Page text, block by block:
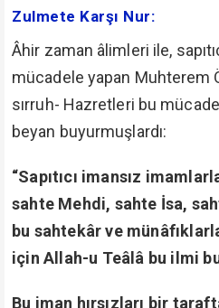
Zulmete Karşı Nur:
Âhir zaman âlimleri ile,
mücadele yapan Muhterem
sırruh- Hazretleri bu
beyan buyurmuşlardı:
“Sapıtıcı imansız
sahte Mehdi, sahte İsa,
bu sahtekâr ve
için Allah-u Teâlâ bu ilmi
Bu iman hırsızları bir